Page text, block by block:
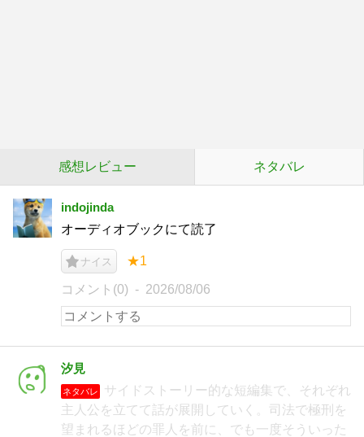
感想レビュー ネタバレ
indojinda
オーディオブックにて読了
ナイス ★1
コメント(0) 2026/08/06
汐見
ネタバレ
サイドストーリー的な短編集で、それぞれ
主人公を立てて話が展開していく。司法で極刑を
望まれるほどの罪人を前に、でも一度そういった